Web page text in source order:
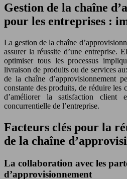
Gestion de la chaîne
pour les entreprises :
La gestion de la chaîne
assurer la réussite d’une entreprise.
optimiser tous les processus
livraison de produits ou de services
de la chaîne d’approvisionnement
constante des produits, de réduire les
d’améliorer la satisfaction
concurrentielle de l’entreprise.
Facteurs clés pour la
de la chaîne
La collaboration avec les
d’approvisionnement